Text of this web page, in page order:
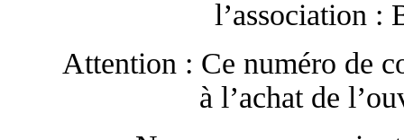
l’association :
Attention : Ce numéro de
à l’achat de